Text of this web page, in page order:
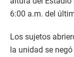
6:00 a.m. del
Los sujetos
la unidad se